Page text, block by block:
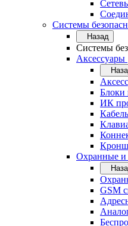
Системы
Назад
Системы
Аксессуары
Блоки
ИК
Охранные и
GSM